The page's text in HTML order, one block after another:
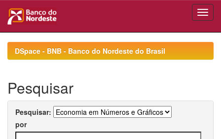
navigationDSpace - BNB - Banco do Nordeste do Brasil
Pesquisar
Pesquisar:
por